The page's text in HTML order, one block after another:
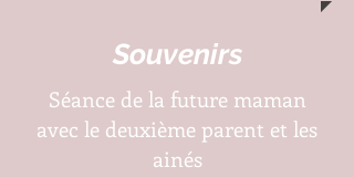
Souvenirs
Séance de la future maman
avec le deuxième parent et les
ainés